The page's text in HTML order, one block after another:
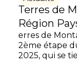
Terres de
Région
erres de
2ème étape
2025, qui se